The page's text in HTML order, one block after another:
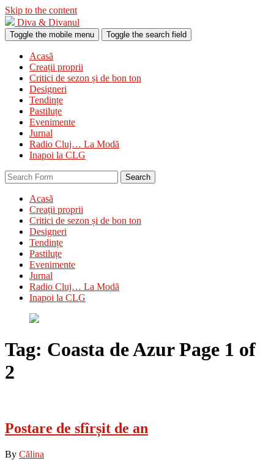
Skip to the content
Diva & Divanul
Toggle the mobile menu Toggle the search field
Acasă
Creații proprii
Critici de sezon și de bon ton
Designeri
Tendințe
Pastiluțe
Evenimente
Jurnal
Radio Cluj… La Modă
Inapoi la CLG
Search
Acasă
Creații proprii
Critici de sezon și de bon ton
Designeri
Tendințe
Pastiluțe
Evenimente
Jurnal
Radio Cluj… La Modă
Inapoi la CLG
Tag: Coasta de Azur Page 1 of
2
Postare de sfîrșit de an
By Călina